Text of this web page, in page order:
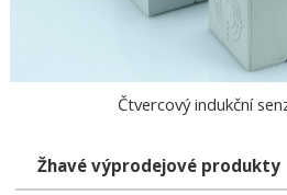
Čtvercový indukční
Žhavé výprodejové produkty